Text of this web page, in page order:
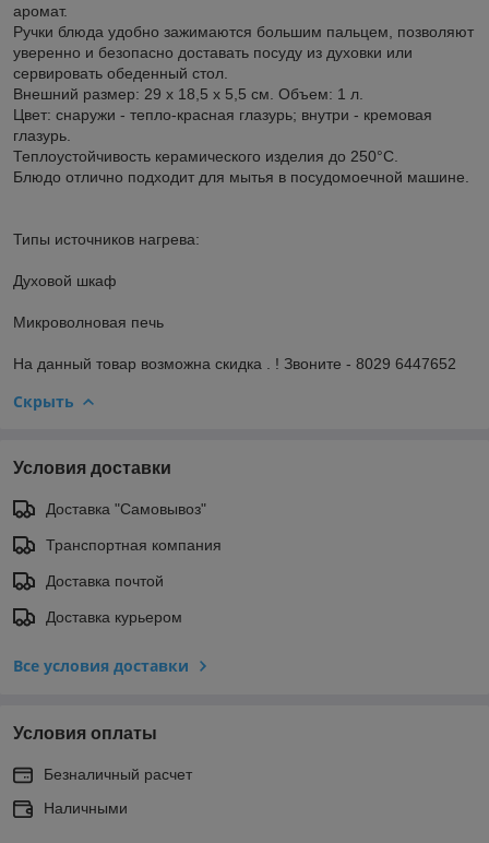
аромат.
Ручки блюда удобно зажимаются большим пальцем, позволяют
уверенно и безопасно доставать посуду из духовки или
сервировать обеденный стол.
Внешний размер: 29 х 18,5 х 5,5 см. Объем: 1 л.
Цвет: снаружи - тепло-красная глазурь; внутри - кремовая
глазурь.
Теплоустойчивость керамического изделия до 250°С.
Блюдо отлично подходит для мытья в посудомоечной машине.
Типы источников нагрева:
Духовой шкаф
Микроволновая печь
На данный товар возможна скидка . ! Звоните - 8029 6447652
Скрыть
Условия доставки
Доставка "Самовывоз"
Транспортная компания
Доставка почтой
Доставка курьером
Все условия доставки
Условия оплаты
Безналичный расчет
Наличными